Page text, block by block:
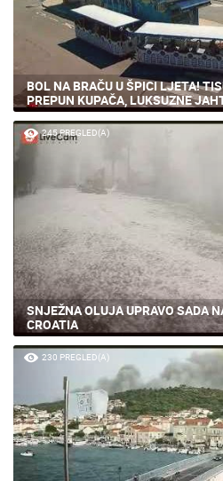
BOL NA BRAČU U ŠPICI LJETA!
PREPUN KUPAČA, LUKSUZNE
245 PREGLED(A)
SNJEŽNA OLUJA UPRAVO SADA
CROATIA
230 PREGLED(A)